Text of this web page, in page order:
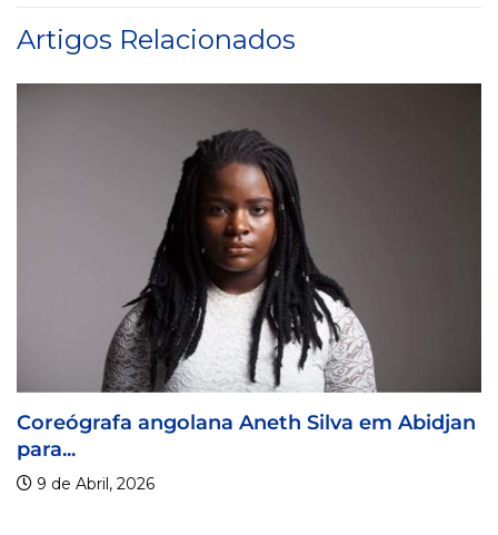
Artigos Relacionados
Aneth Silva em Abidjan Visa For Music